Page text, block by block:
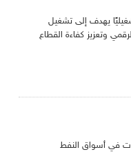
يهدف إلى تشغيل
وتعزيز كفاءة القطاع
في أسواق النفط